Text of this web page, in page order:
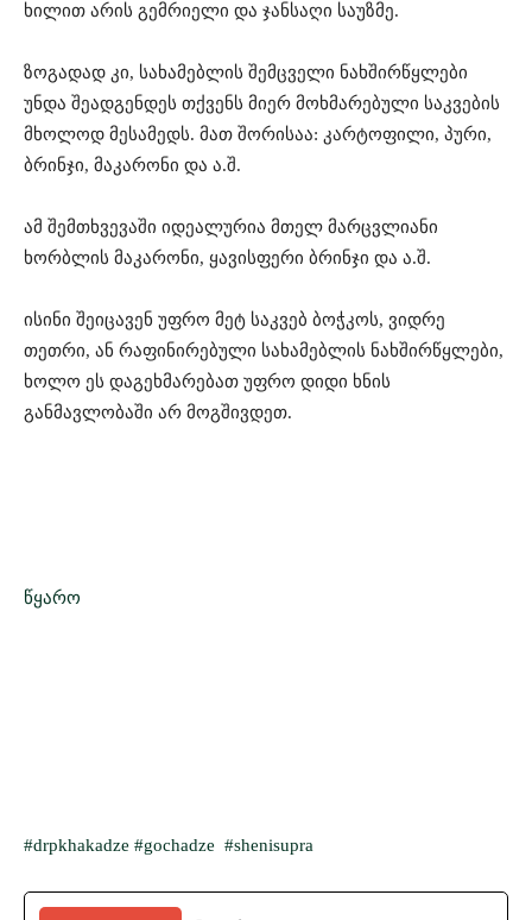
ხილით არის გემრიელი და ჯანსაღი საუზმე.
ზოგადად კი, სახამებლის შემცველი ნახშირწყლები
უნდა შეადგენდეს თქვენს მიერ მოხმარებული საკვების
მხოლოდ მესამედს. მათ შორისაა: კარტოფილი, პური,
ბრინჯი, მაკარონი და ა.შ.
ამ შემთხვევაში იდეალურია მთელ მარცვლიანი
ხორბლის მაკარონი, ყავისფერი ბრინჯი და ა.შ.
ისინი შეიცავენ უფრო მეტ საკვებ ბოჭკოს, ვიდრე
თეთრი, ან რაფინირებული სახამებლის ნახშირწყლები,
ხოლო ეს დაგეხმარებათ უფრო დიდი ხნის
განმავლობაში არ მოგშივდეთ.
წყარო
#drpkhakadze #gochadze #shenisupra